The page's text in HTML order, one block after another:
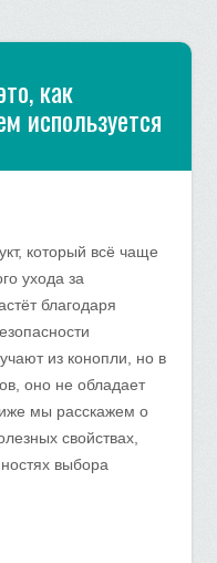
как
используется
который всё чаще
ухода за
благодаря
из конопли, но в
оно не обладает
мы расскажем о
свойствах,
выбора